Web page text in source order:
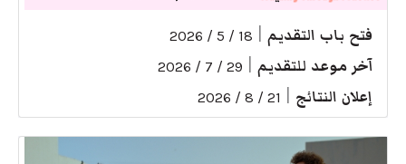
فتح باب التقديم 18 / 5 / 2026
آخر موعد للتقديم 29 / 7 / 2026
إعلان النتائج 21 / 8 / 2026